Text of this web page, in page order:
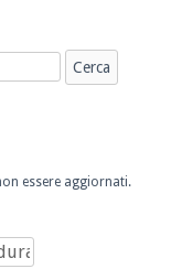
essere aggiornati.